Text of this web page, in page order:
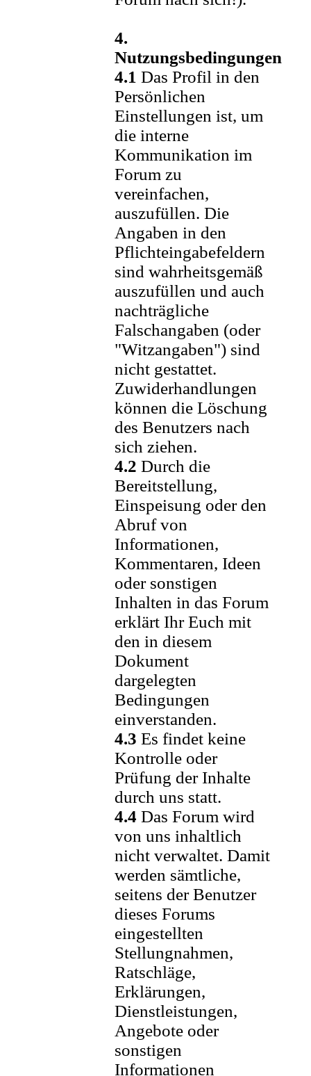
4.
Nutzungsbedingungen
4.1 Das Profil in den
Persönlichen
Einstellungen ist, um
die interne
Kommunikation im
Forum zu
vereinfachen,
auszufüllen. Die
Angaben in den
Pflichteingabefeldern
sind wahrheitsgemäß
auszufüllen und auch
nachträgliche
Falschangaben (oder
"Witzangaben") sind
nicht gestattet.
Zuwiderhandlungen
können die Löschung
des Benutzers nach
sich ziehen.
4.2 Durch die
Bereitstellung,
Einspeisung oder den
Abruf von
Informationen,
Kommentaren, Ideen
oder sonstigen
Inhalten in das Forum
erklärt Ihr Euch mit
den in diesem
Dokument
dargelegten
Bedingungen
einverstanden.
4.3 Es findet keine
Kontrolle oder
Prüfung der Inhalte
durch uns statt.
4.4 Das Forum wird
von uns inhaltlich
nicht verwaltet. Damit
werden sämtliche,
seitens der Benutzer
dieses Forums
eingestellten
Stellungnahmen,
Ratschläge,
Erklärungen,
Dienstleistungen,
Angebote oder
sonstigen
Informationen